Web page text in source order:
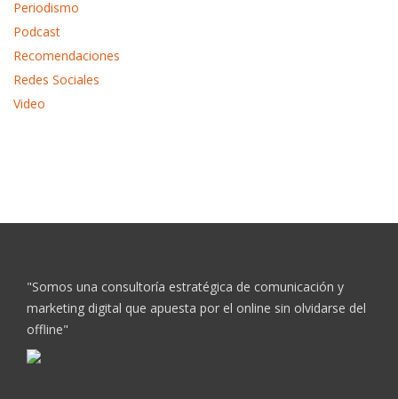
Periodismo
Podcast
Recomendaciones
Redes Sociales
Video
"Somos una consultoría estratégica de comunicación y
marketing digital que apuesta por el online sin olvidarse del
offline"